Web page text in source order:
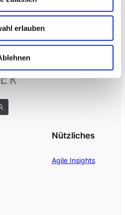
erlauben
Pipeline. Integriert in alle
.
Nützliches
Agile Insights